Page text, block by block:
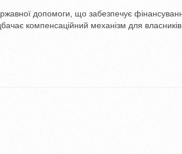
допомоги, що забезпечує
компенсаційний механізм для власників